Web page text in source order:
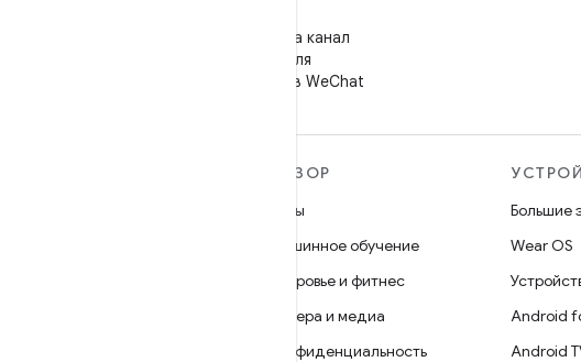
Подпишитесь на канал
"Android для
разработчиков" в WeChat
ОБЗОР
Игры
Машинное обучение
Здоровье и фитнес
Камера и медиа
Конфиденциальность
Большие
Wear OS
Android
Android